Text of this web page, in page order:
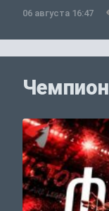
06 августа 16:47